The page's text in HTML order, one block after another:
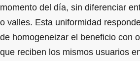
momento del día, sin diferenciar
o valles. Esta uniformidad
de homogeneizar el beneficio con
que reciben los mismos usuarios